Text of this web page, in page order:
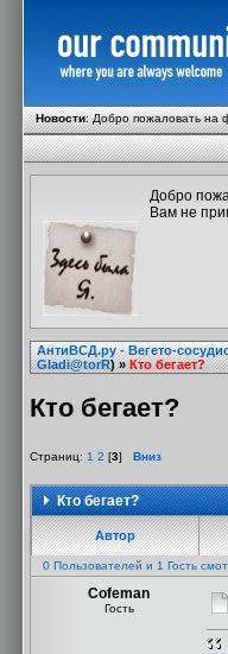
Новости:Добро пожаловать на
Добро
Вам не
АнтиВСД.ру - Вегето-
Gladi@torR) »Кто бегает?
Кто бегает?
Страниц: 1 2 [3] Вниз
Кто бегает?
Автор
0 Пользователей и 1 Гость
Cofeman
Гость